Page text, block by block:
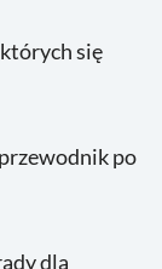
się
po
dla